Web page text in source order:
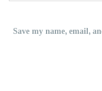
Save my name, email,